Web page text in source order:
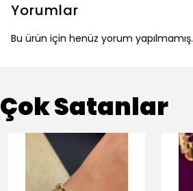
Yorumlar
Bu ürün için henüz yorum yapılmamış.
Çok Satanlar